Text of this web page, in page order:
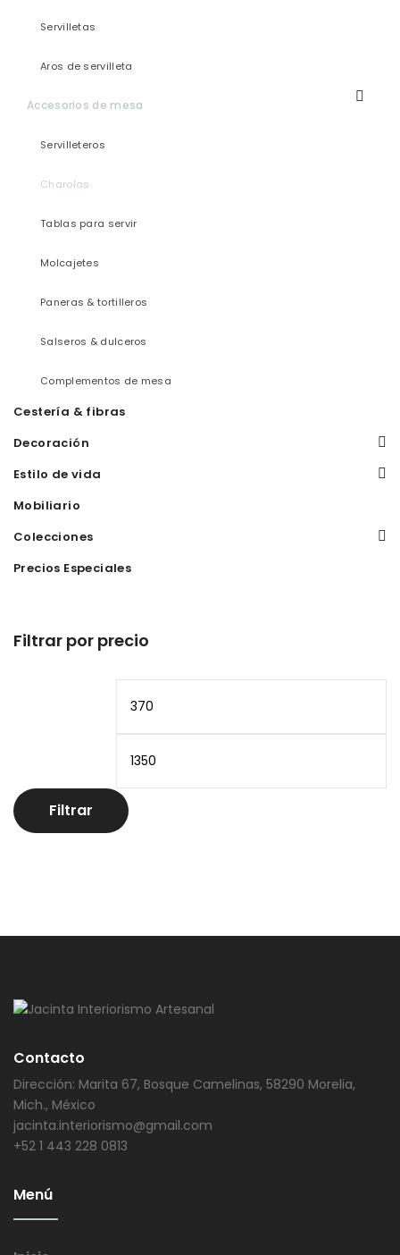
Servilletas
Aros de servilleta
Accesorios de mesa
Servilleteros
Charolas
Tablas para servir
Molcajetes
Paneras & tortilleros
Salseros & dulceros
Complementos de mesa
Cestería & fibras
Decoración
Estilo de vida
Mobiliario
Colecciones
Precios Especiales
Filtrar por precio
Filtrar
Contacto
Dirección: Marita 67, Bosque Camelinas, 58290 Morelia,
Mich., México
jacinta.interiorismo@gmail.com
+52 1 443 228 0813
Menú